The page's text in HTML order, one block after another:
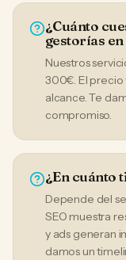
¿Cuánto
gestorías
Nuestros
300€. El precio
alcance. Te
compromiso.
¿En cuánto
Depende del
SEO muestra
y ads generan
damos un